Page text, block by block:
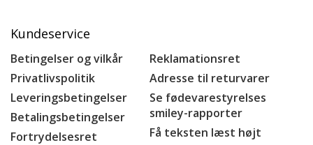
Kundeservice
Betingelser og vilkår
Privatlivspolitik
Leveringsbetingelser
Betalingsbetingelser
Fortrydelsesret
Reklamationsret
Adresse til returvarer
Se fødevarestyrelses
smiley-rapporter
Få teksten læst højt